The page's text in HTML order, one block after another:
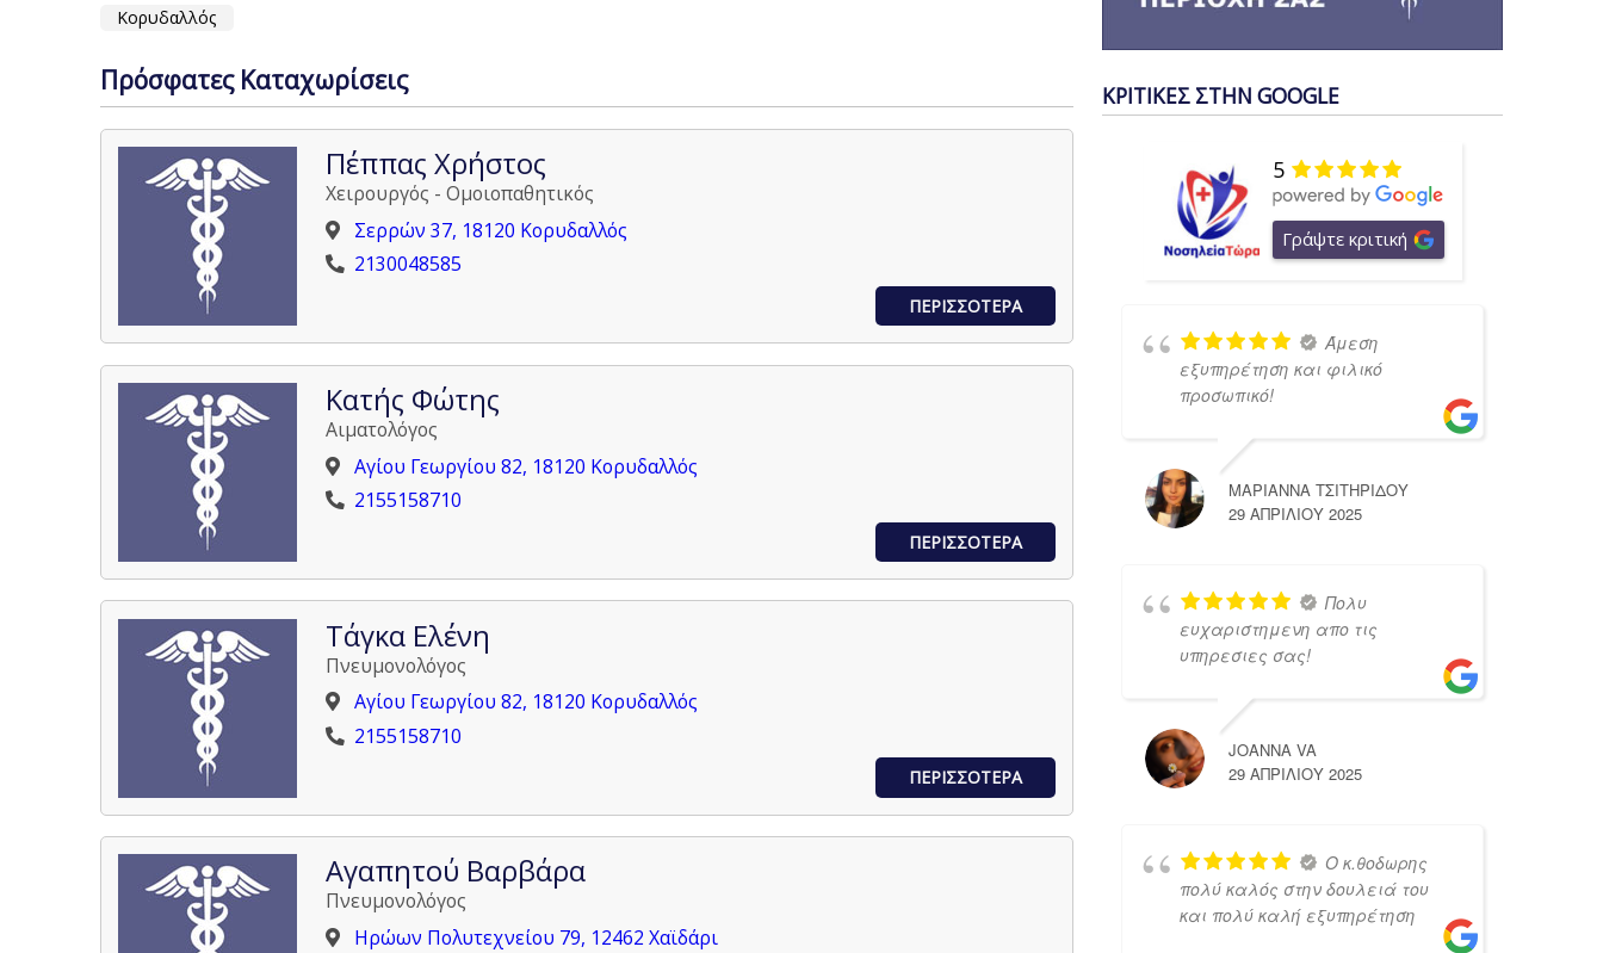
Κορυδαλλός
Πρόσφατες Καταχωρίσεις
Πέππας Χρήστος
Χειρουργός - Ομοιοπαθητικός
Σερρών 37, 18120 Κορυδαλλός
2130048585
ΠΕΡΙΣΣΟΤΕΡΑ
Κατής Φώτης
Αιματολόγος
Αγίου Γεωργίου 82, 18120 Κορυδαλλός
2155158710
ΠΕΡΙΣΣΟΤΕΡΑ
Τάγκα Ελένη
Πνευμονολόγος
Αγίου Γεωργίου 82, 18120 Κορυδαλλός
2155158710
ΠΕΡΙΣΣΟΤΕΡΑ
Αγαπητού Βαρβάρα
Πνευμονολόγος
Ηρώων Πολυτεχνείου 79, 12462 Χαϊδάρι
ΚΡΙΤΙΚΕΣ ΣΤΗΝ GOOGLE
5
Γράψτε κριτική
Άμεση
εξυπηρέτηση και φιλικό
προσωπικό!
ΜΑΡΙΑΝΝΑ ΤΣΙΤΗΡΙΔΟΥ
29 ΑΠΡΙΛΊΟΥ 2025
Πολυ
ευχαριστημενη απο τις
υπηρεσιες σας!
JOANNA VA
29 ΑΠΡΙΛΊΟΥ 2025
Ο κ.θοδωρης
πολύ καλός στην δουλειά του
και πολύ καλή εξυπηρέτηση